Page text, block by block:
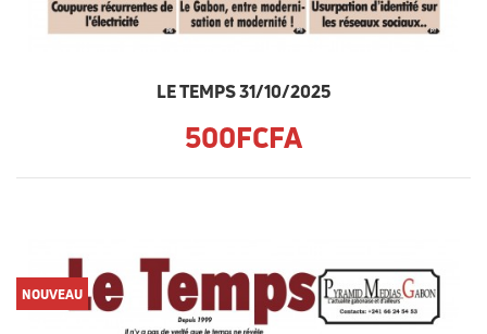
LE TEMPS 31/10/2025
500FCFA
NOUVEAU